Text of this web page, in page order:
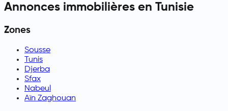
Annonces immobilières en Tunisie
Zones
Sousse
Tunis
Djerba
Sfax
Nabeul
Aïn Zaghouan